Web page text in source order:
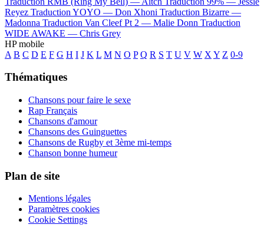
Reyez Traduction YOYO — Don Xhoni Traduction Bizarre —
Madonna Traduction Van Cleef Pt 2 — Malie Donn Traduction
WIDE AWAKE — Chris Grey
HP mobile
A B C D E F G H I J K L M N O P Q R S T U V W X Y Z 0-9
Thématiques
Chansons pour faire le sexe
Rap Français
Chansons d'amour
Chansons des Guinguettes
Chansons de Rugby et 3ème mi-temps
Chanson bonne humeur
Plan de site
Mentions légales
Paramètres cookies
Cookie Settings